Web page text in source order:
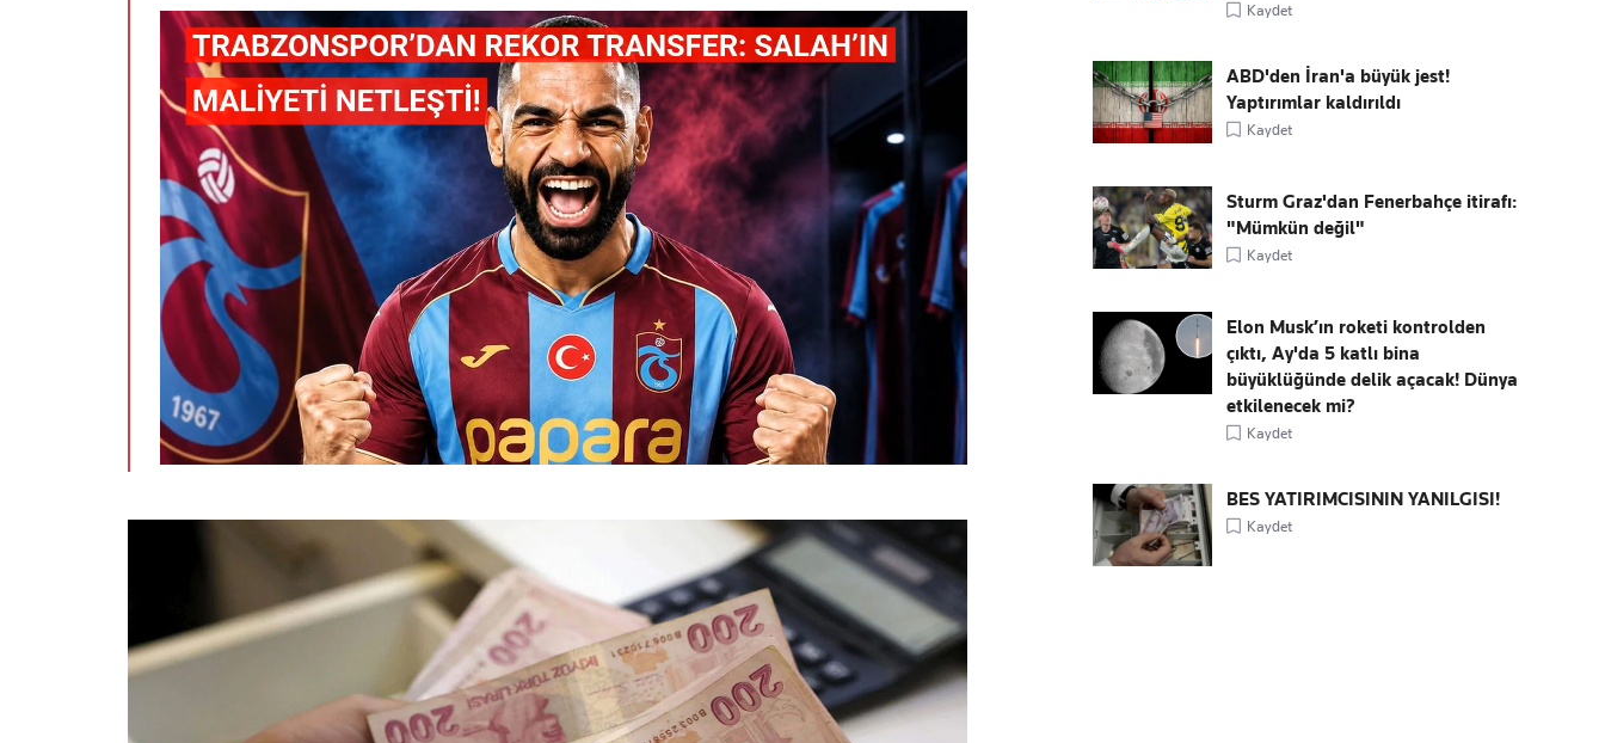
Kaydet
ABD'den İran'a büyük jest!
Yaptırımlar kaldırıldı
Kaydet
Sturm Graz'dan Fenerbahçe itirafı:
"Mümkün değil"
Kaydet
Elon Musk’ın roketi kontrolden
çıktı, Ay'da 5 katlı bina
büyüklüğünde delik açacak! Dünya
etkilenecek mi?
Kaydet
BES YATIRIMCISININ YANILGISI!
Kaydet